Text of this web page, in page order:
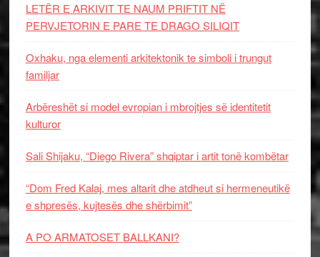
LETËR E ARKIVIT TE NAUM PRIFTIT NË
PERVJETORIN E PARE TE DRAGO SILIQIT
Oxhaku, nga elementi arkitektonik te simboli i trungut
familjar
Arbëreshët si model evropian i mbrojtjes së identitetit
kulturor
Sali Shijaku, “Diego Rivera” shqiptar i artit tonë kombëtar
“Dom Fred Kalaj, mes altarit dhe atdheut si hermeneutikë
e shpresës, kujtesës dhe shërbimit”
A PO ARMATOSET BALLKANI?